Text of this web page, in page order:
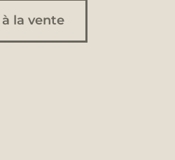
la vente